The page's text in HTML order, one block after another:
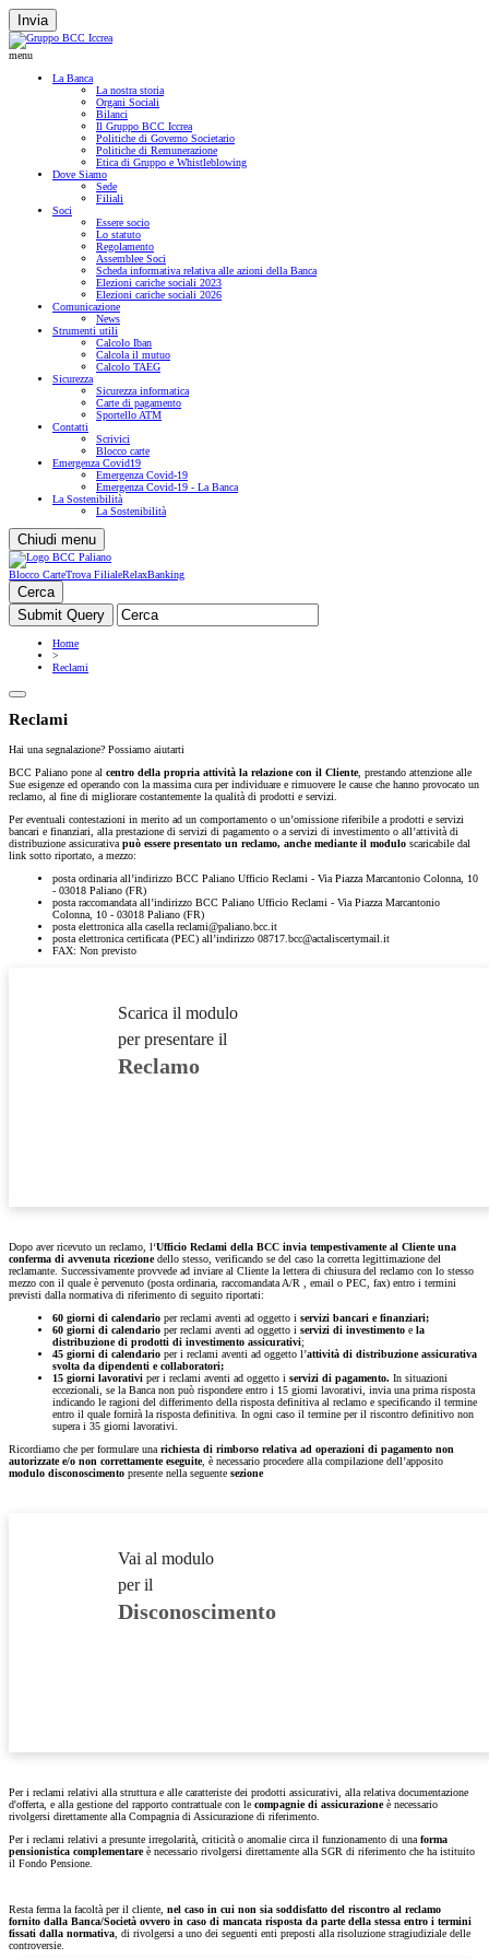
Invia
menu
La Banca
La nostra storia
Organi Sociali
Bilanci
Il Gruppo BCC Iccrea
Politiche di Governo Societario
Politiche di Remunerazione
Etica di Gruppo e Whistleblowing
Dove Siamo
Sede
Filiali
Soci
Essere socio
Lo statuto
Regolamento
Assemblee Soci
Scheda informativa relativa alle azioni della Banca
Elezioni cariche sociali 2023
Elezioni cariche sociali 2026
Comunicazione
News
Strumenti utili
Calcolo Iban
Calcola il mutuo
Calcolo TAEG
Sicurezza
Sicurezza informatica
Carte di pagamento
Sportello ATM
Contatti
Scrivici
Blocco carte
Emergenza Covid19
Emergenza Covid-19
Emergenza Covid-19 - La Banca
La Sostenibilità
La Sostenibilità
Chiudi menu
Blocco CarteTrova FilialeRelaxBanking
Cerca
Home
>
Reclami
Reclami
Hai una segnalazione? Possiamo aiutarti
BCC Paliano pone al centro della propria attività la relazione con il Cliente, prestando attenzione alle
Sue esigenze ed operando con la massima cura per individuare e rimuovere le cause che hanno provocato un
reclamo, al fine di migliorare costantemente la qualità di prodotti e servizi.
Per eventuali contestazioni in merito ad un comportamento o un’omissione riferibile a prodotti e servizi
bancari e finanziari, alla prestazione di servizi di pagamento o a servizi di investimento o all’attività di
distribuzione assicurativa può essere presentato un reclamo, anche mediante il modulo scaricabile dal
link sotto riportato, a mezzo:
posta ordinaria all’indirizzo BCC Paliano Ufficio Reclami - Via Piazza Marcantonio Colonna, 10
- 03018 Paliano (FR)
posta raccomandata all’indirizzo BCC Paliano Ufficio Reclami - Via Piazza Marcantonio
Colonna, 10 - 03018 Paliano (FR)
posta elettronica alla casella reclami@paliano.bcc.it
posta elettronica certificata (PEC) all’indirizzo 08717.bcc@actaliscertymail.it
FAX: Non previsto
Scarica il modulo
per presentare il
Reclamo
Dopo aver ricevuto un reclamo, l‘Ufficio Reclami della BCC invia tempestivamente al Cliente una
conferma di avvenuta ricezionedello stesso, verificando se del caso la corretta legittimazione del
reclamante. Successivamente provvede ad inviare al Cliente la lettera di chiusura del reclamo con lo stesso
mezzo con il quale è pervenuto (posta ordinaria, raccomandata A/R , email o PEC, fax) entro i termini
previsti dalla normativa di riferimento di seguito riportati:
60 giorni di calendario per reclami aventi ad oggetto i servizi bancari e finanziari;
60 giorni di calendario per reclami aventi ad oggetto i servizi di investimento e la
distribuzione di prodotti di investimento assicurativi;
45 giorni di calendario per i reclami aventi ad oggetto l’attività di distribuzione assicurativa
svolta da dipendenti e collaboratori;
15 giorni lavorativi per i reclami aventi ad oggetto i servizi di pagamento. In situazioni
eccezionali, se la Banca non può rispondere entro i 15 giorni lavorativi, invia una prima risposta
indicando le ragioni del differimento della risposta definitiva al reclamo e specificando il termine
entro il quale fornirà la risposta definitiva. In ogni caso il termine per il riscontro definitivo non
supera i 35 giorni lavorativi.
Ricordiamo che per formulare una richiesta di rimborso relativa ad operazioni di pagamento non
autorizzate e/o non correttamente eseguite, è necessario procedere alla compilazione dell’apposito
modulo disconoscimento presente nella seguente sezione
Vai al modulo
per il
Disconoscimento
Per i reclami relativi alla struttura e alle caratteriste dei prodotti assicurativi, alla relativa documentazione
d'offerta, e alla gestione del rapporto contrattuale con le compagnie di assicurazioneè necessario
rivolgersi direttamente alla Compagnia di Assicurazione di riferimento.
Per i reclami relativi a presunte irregolarità, criticità o anomalie circa il funzionamento di una forma
pensionistica complementareè necessario rivolgersi direttamente alla SGR di riferimento che ha istituito
il Fondo Pensione.
Resta ferma la facoltà per il cliente, nel caso in cui non sia soddisfatto del riscontro al reclamo
fornito dalla Banca/Società ovvero in caso di mancata risposta da parte della stessa entro i termini
fissati dalla normativa , di rivolgersi a uno dei seguenti enti preposti alla risoluzione stragiudiziale delle
controversie.